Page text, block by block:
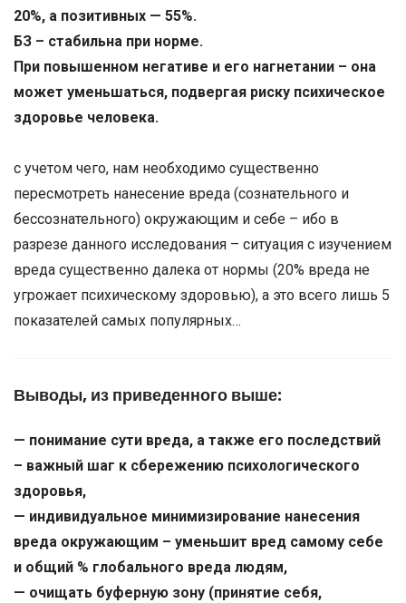
20%, а позитивных — 55%.
БЗ – стабильна при норме.
При повышенном негативе и его нагнетании – она
может уменьшаться, подвергая риску психическое
здоровье человека.
с учетом чего, нам необходимо существенно
пересмотреть нанесение вреда (сознательного и
бессознательного) окружающим и себе – ибо в
разрезе данного исследования – ситуация с изучением
вреда существенно далека от нормы (20% вреда не
угрожает психическому здоровью), а это всего лишь 5
показателей самых популярных…
Выводы, из приведенного выше:
— понимание сути вреда, а также его последствий
– важный шаг к сбережению психологического
здоровья,
— индивидуальное минимизирование нанесения
вреда окружающим – уменьшит вред самому себе
и общий % глобального вреда людям,
— очищать буферную зону (принятие себя,